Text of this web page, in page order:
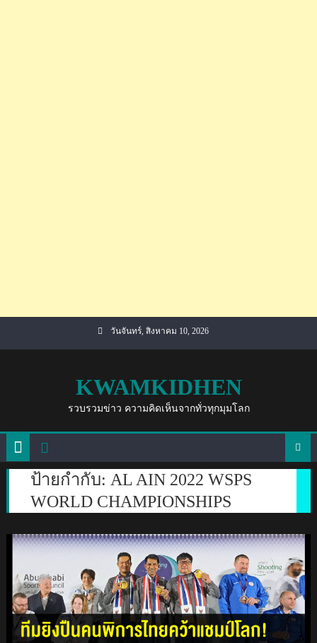
วันจันทร์, สิงหาคม 10, 2026
KWAMKIDHEN
รวบรวมข่าว ความคิดเห็นจากทั่วทุกมุมโลก
ป้ายกำกับ: AL AIN 2022 WSPS
WORLD CHAMPIONSHIPS